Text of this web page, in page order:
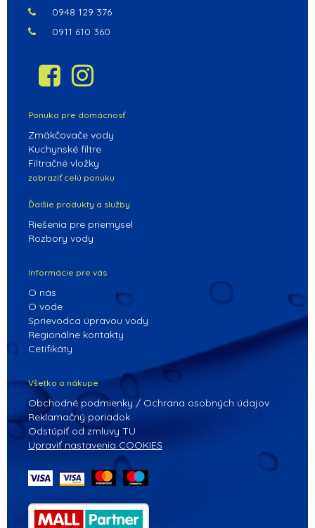
0948 129 376
0911 610 360
Ponuka pre domácnosť
Zmäkčovače vody
Kuchynské filtre
Filtračné vložky
zobraziť celú ponuku
Ďalšie produkty a služby
Riešenia pre priemysel
Rozbory vody
Informácie pre vás
O nás
O vode
Sprievodca úpravou vody
Regionálne kontakty
Cetifikáty
Všetko o nákupe
Obchodné podmienky / Ochrana osobných údajov
Reklamačný poriadok
Odstúpiť od zmluvy TU
Upraviť nastavenia COOKIES